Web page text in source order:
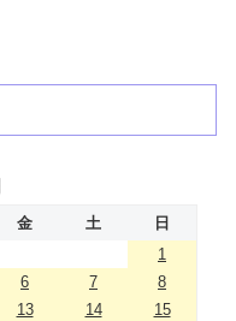
金 土
日
1
6 7
8
13 14
15